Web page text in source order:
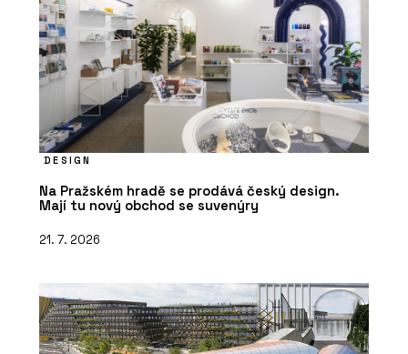
DESIGN
Na Pražském hradě se prodává český design.
Mají tu nový obchod se suvenýry
21. 7. 2026